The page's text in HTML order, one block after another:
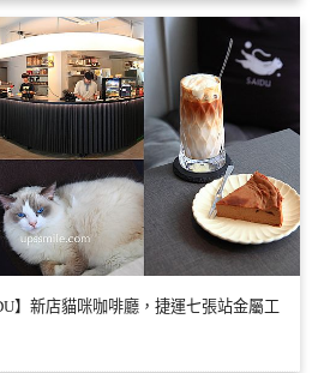
】新店貓咪咖啡廳，捷運七張站金屬工